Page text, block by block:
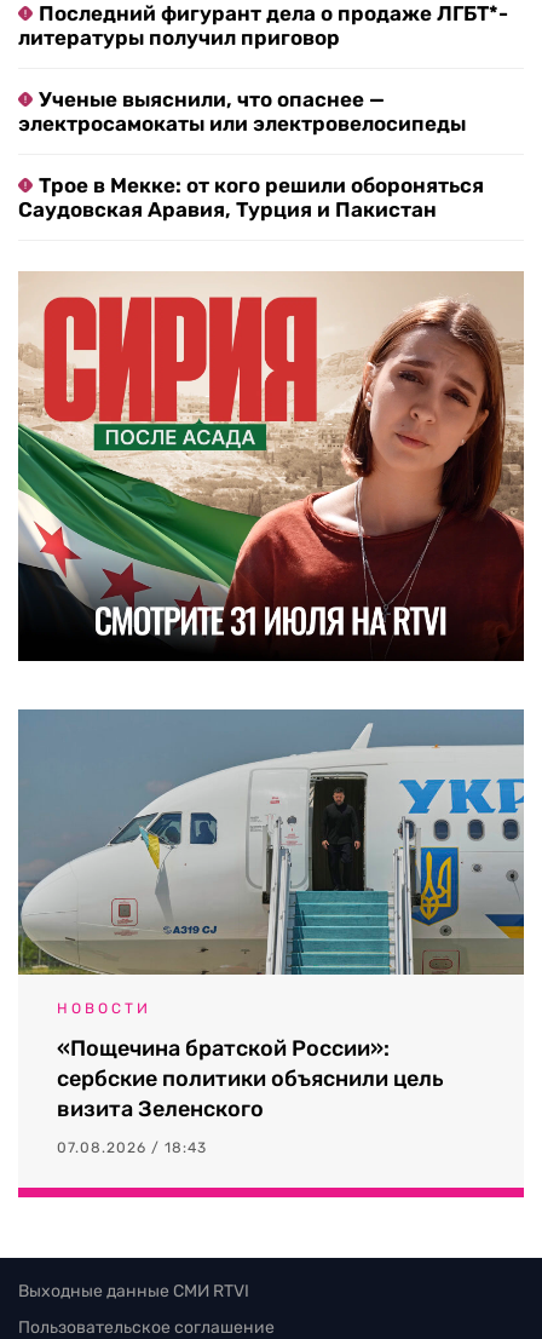
Последний фигурант дела о продаже ЛГБТ*-
литературы получил приговор
Ученые выяснили, что опаснее —
электросамокаты или электровелосипеды
Трое в Мекке: от кого решили обороняться
Саудовская Аравия, Турция и Пакистан
НОВОСТИ
«Пощечина братской России»:
сербские политики объяснили цель
визита Зеленского
07.08.2026 / 18:43
Выходные данные СМИ RTVI
Пользовательское соглашение